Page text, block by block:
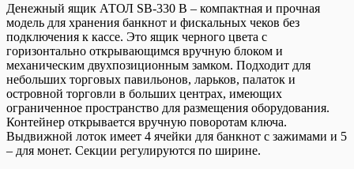
SB-
330-
B
черный,
330*380*90,
механический
Денежный ящик АТОЛ SB-330 B – компактная и прочная
модель для хранения банкнот и фискальных чеков без
подключения к кассе. Это ящик черного цвета с
горизонтально открывающимся вручную блоком и
механическим двухпозиционным замком. Подходит для
небольших торговых павильонов, ларьков, палаток и
островной торговли в больших центрах, имеющих
ограниченное пространство для размещения оборудования.
Контейнер открывается вручную поворотам ключа.
Выдвижной лоток имеет 4 ячейки для банкнот с зажимами и 5
– для монет. Секции регулируются по ширине.